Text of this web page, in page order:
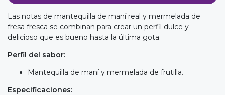
Las notas de mantequilla de maní real y mermelada de
fresa fresca se combinan para crear un perfil dulce y
delicioso que es bueno hasta la última gota.
Perfil del sabor:
Mantequilla de maní y mermelada de frutilla.
Especificaciones: